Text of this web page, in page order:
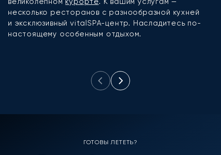
несколько ресторанов с разнообразной кухней
и эксклюзивный vitalSPA-центр. Насладитесь по-
настоящему особенным отдыхом.
ГОТОВЫ ЛЕТЕТЬ?